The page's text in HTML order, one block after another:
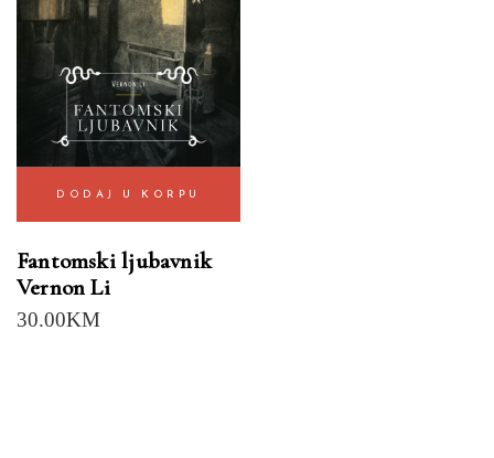
DODAJ U KORPU
Fantomski ljubavnik
Vernon Li
30.00KM